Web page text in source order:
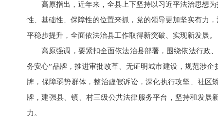
高原指出，近年来，全县上下坚持以习近平法治思想
性、基础性、保障性的位置来抓，党的领导更加坚实有力
平稳步提升，全面依法治县工作取得新突破、实现新发展。
高原强调，要紧扣全面依法治县部署，围绕依法行政
务安心”品牌，推进审批改革、无证明城市建设，规范涉
牌，保障弱势群体，整治虚假诉讼，深化执行攻坚、社区
牌，建强县、镇、村三级公共法律服务平台，坚持和发展
力。